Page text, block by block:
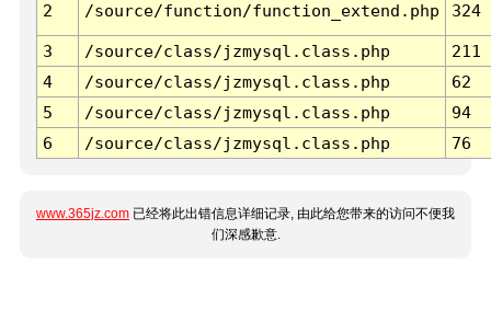
2 /source/function/function_extend.php 324
3 /source/class/jzmysql.class.php
211
4
/source/class/jzmysql.class.php
62
5
/source/class/jzmysql.class.php
94
6
/source/class/jzmysql.class.php 76
www.365jz.com 已经将此出错信息详细记录, 由此给您带来的访问不便我
们深感歉意.